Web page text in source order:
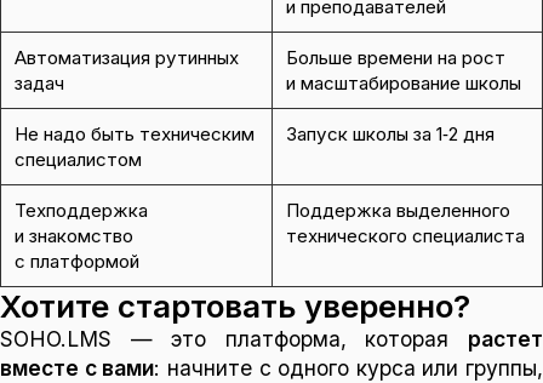
и преподавателей
Автоматизация рутинных
задач
Больше времени на рост
и масштабирование школы
Не надо быть техническим
специалистом
Запуск школы за 1‑2 дня
Техподдержка
и знакомство
с платформой
Поддержка выделенного
технического специалиста
Хотите стартовать уверенно?
SOHO.LMS — это платформа, которая растет
вместе с вами: начните с одного курса или группы,